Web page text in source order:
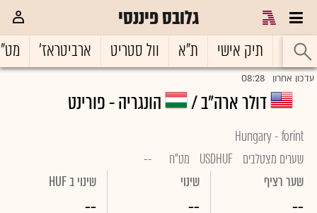
גלובס פיננסי
ראשי תיק אישי ת"א וול סטריט ארביטראז'
עדכון אחרון 08:28
דולר ארה"ב / הונגריה - פורינט
Hungary - forint
שערים מצטלבים USDHUF מט"ח
--
שער רציף
--
שינוי
--
שינוי ב HUF
--